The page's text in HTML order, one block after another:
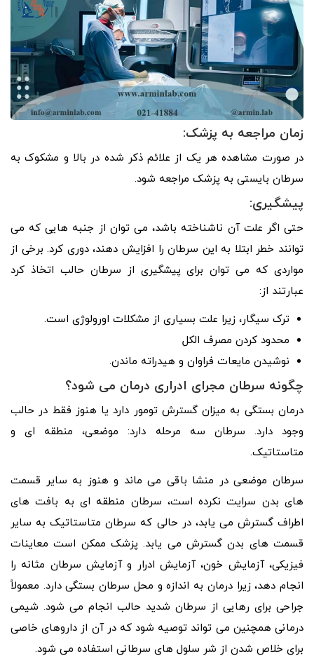
زمان مراجعه به پزشک:
در صورت مشاهده هر یک از علائم ذکر شده در بالا و مشکوک به
سرطان بایستی به پزشک مراجعه شود.
پیشگیری:
حتی اگر علت آن ناشناخته باشد، می توان از جنبه هایی که می
توانند خطر ابتلا به این سرطان را افزایش دهند، دوری کرد. برخی از
مواردی که می توان برای پیشگیری از سرطان حالب اتخاذ کرد
عبارتند از:
ترک سیگار، زیرا علت بسیاری از مشکلات اورولوژی است.
محدود کردن مصرف الکل
نوشیدن مایعات فراوان و هیدراته ماندن.
چگونه سرطان مجرای ادراری درمان می شود؟
درمان بستگی به میزان گسترش تومور دارد یا هنوز فقط در حالب
وجود دارد. سرطان سه مرحله دارد: موضعی، منطقه ای و
متاستاتیک.
سرطان موضعی در منشا باقی می ماند و هنوز به سایر قسمت
های بدن سرایت نکرده است، سرطان منطقه ای به بافت های
اطراف گسترش می یابد، در حالی که سرطان متاستاتیک به سایر
قسمت های بدن گسترش می یابد. پزشک ممکن است معاینات
فیزیکی، آزمایش خون، آزمایش ادرار و آزمایش سرطان مثانه را
انجام دهد، زیرا درمان به اندازه و محل سرطان بستگی دارد. معمولاً
جراحی برای رهایی از سرطان شدید حالب انجام می شود. شیمی
درمانی همچنین می تواند توصیه شود که در آن از داروهای خاصی
برای خلاص شدن از شر سلول های سرطانی استفاده می شود.